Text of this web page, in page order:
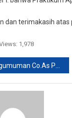
dan terimakasih atas
1,978
Co.As Prak. Aplikom I